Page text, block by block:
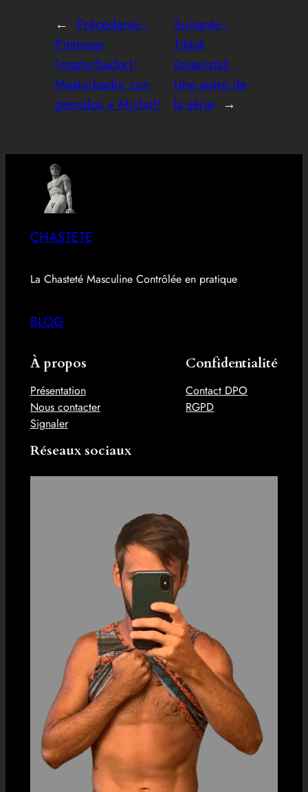
← Précédente :
Pinterest
(masturbador):
Masturbador con
gemidos » Micho!!
Suivante :
Tiktok
(onanista):
Une autre de
la série →
CHASTETE
La Chasteté Masculine Contrôlée en pratique
BLOG
À propos
Présentation
Nous contacter
Signaler
Confidentialité
Contact DPO
RGPD
Réseaux sociaux